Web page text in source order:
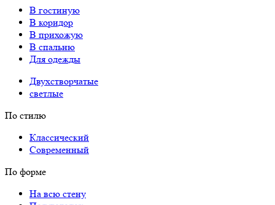
В гостиную
В коридор
В прихожую
В спальню
Для одежды
Двухстворчатые
светлые
По стилю
Классический
Современный
По форме
На всю стену